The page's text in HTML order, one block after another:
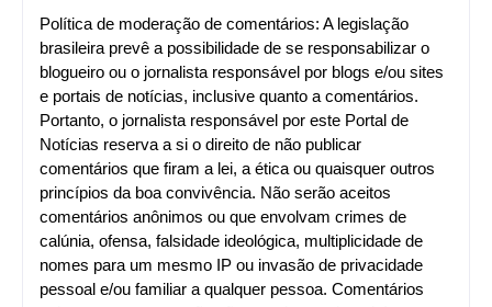
Política de moderação de comentários: A legislação
brasileira prevê a possibilidade de se responsabilizar o
blogueiro ou o jornalista responsável por blogs e/ou sites
e portais de notícias, inclusive quanto a comentários.
Portanto, o jornalista responsável por este Portal de
Notícias reserva a si o direito de não publicar
comentários que firam a lei, a ética ou quaisquer outros
princípios da boa convivência. Não serão aceitos
comentários anônimos ou que envolvam crimes de
calúnia, ofensa, falsidade ideológica, multiplicidade de
nomes para um mesmo IP ou invasão de privacidade
pessoal e/ou familiar a qualquer pessoa. Comentários